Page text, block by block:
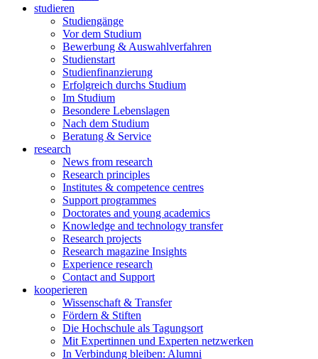
studieren
Studiengänge
Vor dem Studium
Bewerbung & Auswahlverfahren
Studienstart
Studienfinanzierung
Erfolgreich durchs Studium
Im Studium
Besondere Lebenslagen
Nach dem Studium
Beratung & Service
research
News from research
Research principles
Institutes & competence centres
Support programmes
Doctorates and young academics
Knowledge and technology transfer
Research projects
Research magazine Insights
Experience research
Contact and Support
kooperieren
Wissenschaft & Transfer
Fördern & Stiften
Die Hochschule als Tagungsort
Mit Expertinnen und Experten netzwerken
In Verbindung bleiben: Alumni